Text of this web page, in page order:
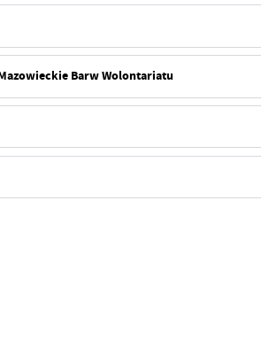
Barw Wolontariatu